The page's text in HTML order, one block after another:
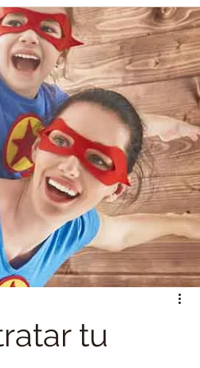
/ Pymes Incendio
Sector Asegurador
datos Gerencia de Riesgos
tu